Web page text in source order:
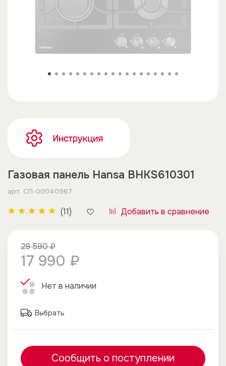
Газовая панель Hansa BHKS610301
арт. СП-00040967
(11) Добавить в сравнение
29 590 ₽
17 990 ₽
Нет в наличии
Выбрать
Сообщить о поступлении